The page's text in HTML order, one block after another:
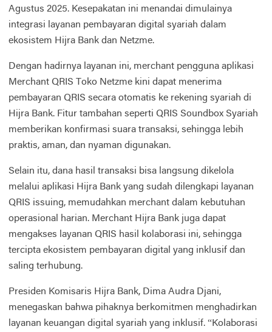
Agustus 2025. Kesepakatan ini menandai dimulainya
integrasi layanan pembayaran digital syariah dalam
ekosistem Hijra Bank dan Netzme.
Dengan hadirnya layanan ini, merchant pengguna aplikasi
Merchant QRIS Toko Netzme kini dapat menerima
pembayaran QRIS secara otomatis ke rekening syariah di
Hijra Bank. Fitur tambahan seperti QRIS Soundbox Syariah
memberikan konfirmasi suara transaksi, sehingga lebih
praktis, aman, dan nyaman digunakan.
Selain itu, dana hasil transaksi bisa langsung dikelola
melalui aplikasi Hijra Bank yang sudah dilengkapi layanan
QRIS issuing, memudahkan merchant dalam kebutuhan
operasional harian. Merchant Hijra Bank juga dapat
mengakses layanan QRIS hasil kolaborasi ini, sehingga
tercipta ekosistem pembayaran digital yang inklusif dan
saling terhubung.
Presiden Komisaris Hijra Bank, Dima Audra Djani,
menegaskan bahwa pihaknya berkomitmen menghadirkan
layanan keuangan digital syariah yang inklusif. “Kolaborasi